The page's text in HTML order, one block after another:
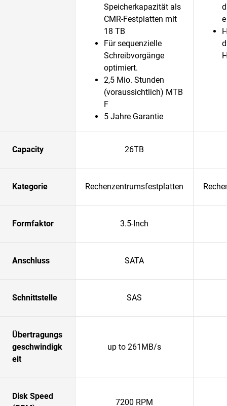
Speicherkapazität als
CMR-Festplatten mit
18 TB
Für sequenzielle
Schreibvorgänge
optimiert.
2,5 Mio. Stunden
(voraussichtlich) MTB
F
5 Jahre Garantie
Capacity 26TB
Kategorie Rechenzentrumsfestplatten
Formfaktor 3.5-Inch
Anschluss SATA
Schnittstelle SAS
Übertragungs
geschwindigk
eit
up to 261MB/s
Disk Speed
7200 RPM